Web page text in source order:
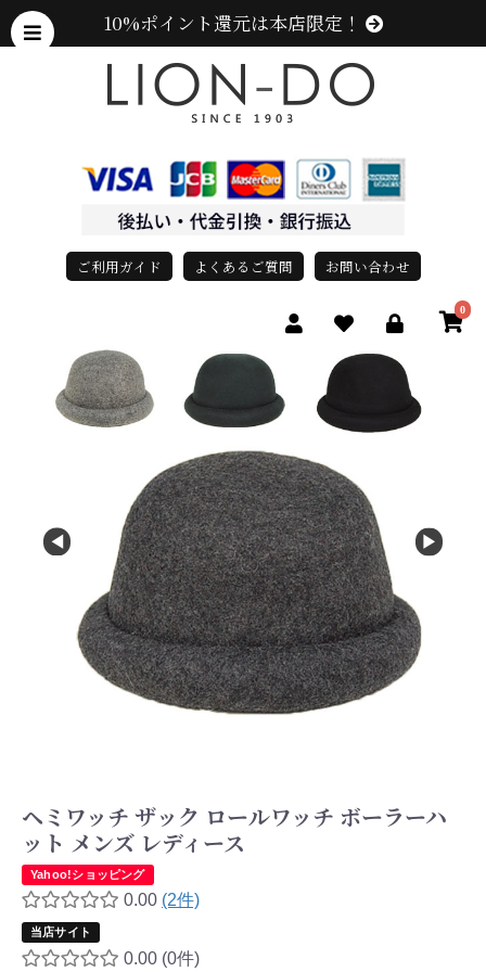
10%ポイント還元は本店限定！
ご利用ガイド よくあるご質問 お問い合わせ
0
ヘミワッチ ザック ロールワッチ ボーラーハ
ット メンズ レディース
Yahoo!ショッピング
0.00 (2件)
当店サイト
0.00 (0件)